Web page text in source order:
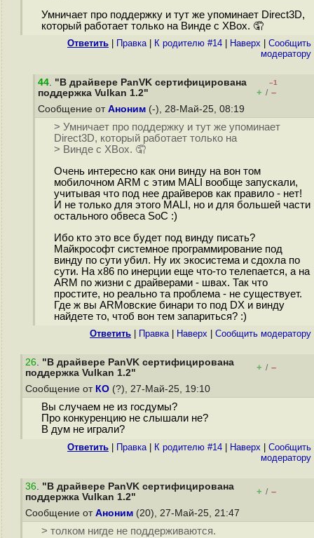
Умничает про поддержку и тут же упоминает Direct3D,
который работает только на Винде с XBox. 🤦
Ответить Правка| К родителю #14 Наверх
Cообщить
модератору
44. "В драйвере PanVK сертифицирована
поддержка Vulkan 1.2"
–1
+ / –
Сообщение от Аноним (-), 28-Май-25, 08:19
> Умничает про поддержку и тут же упоминает
Direct3D, который работает только на
> Винде с XBox. 🤦
Очень интересно как они винду на вон том
мобилочном ARM с этим MALI вообще запускали,
учитывая что под нее драйверов как правило - нет!
И не только для этого MALI, но и для большей части
остального обвеса SoC :)
Ибо кто это все будет под винду писать?
Майкрософт системное программирование под
винду по сути убил. Ну их экосистема и сдохла по
сути. На x86 по инерции еще что-то телепается, а на
ARM по жизни с драйверами - швах. Так что
простите, но реально та проблема - не существует.
Где ж вы ARMовские бинари то под DX и винду
найдете то, чтоб вон тем запариться? :)
Ответить Правка| Наверх Cообщить модератору
26. "В драйвере PanVK сертифицирована
поддержка Vulkan 1.2"
+ / –
Сообщение от КО (?), 27-Май-25, 19:10
Вы случаем не из госдумы?
Про конкуренцию не слышали не?
В дум не играли?
Ответить Правка| К родителю #14 Наверх
Cообщить
модератору
36. "В драйвере PanVK сертифицирована
поддержка Vulkan 1.2"
+ / –
Сообщение от Аноним (20), 27-Май-25, 21:47
> толком нигде не поддерживаются.